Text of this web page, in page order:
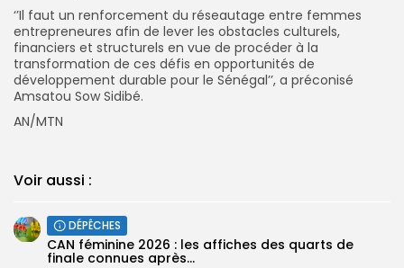
‘’Il faut un renforcement du réseautage entre femmes
entrepreneures afin de lever les obstacles culturels,
financiers et structurels en vue de procéder à la
transformation de ces défis en opportunités de
développement durable pour le Sénégal’’, a préconisé
Amsatou Sow Sidibé.
AN/MTN
Voir aussi :
DÉPÊCHES
CAN féminine 2026 : les affiches des quarts de
finale connues après...